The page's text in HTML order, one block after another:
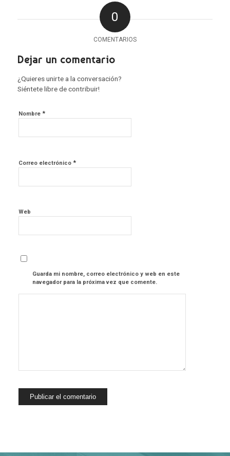
0
COMENTARIOS
Dejar un comentario
¿Quieres unirte a la conversación?
Siéntete libre de contribuir!
Nombre *
Correo electrónico *
Web
Guarda mi nombre, correo electrónico y web en este
navegador para la próxima vez que comente.